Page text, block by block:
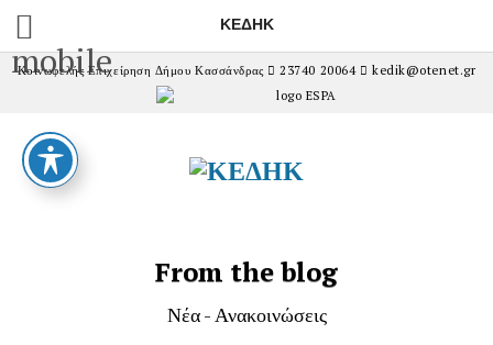
mobile
ΚΕΔΗΚ
Κοινωφελής Επιχείρηση Δήμου Κασσάνδρας 23740 20064 kedik@otenet.gr
From the blog
Νέα - Ανακοινώσεις